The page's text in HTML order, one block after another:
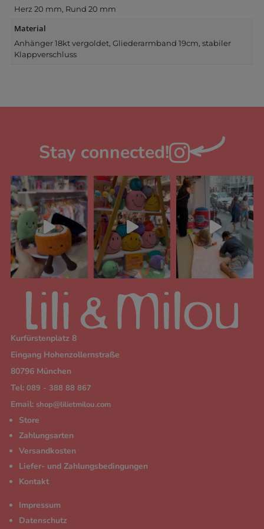
Herz 20 mm, Rund 20 mm
Material
Anhänger 18kt vergoldet, Gliederarmband 19cm, stabiler
Klappverschluss
Stay connected!
Kurfürstenplatz 8
Eingang Hohenzollernstraße
80796 München
Tel: 089 - 388 88 867
Email: shop@lilietmilou.com
Store
Zahlungsarten
Versandkosten
Liefer- und Zahlungsbedingungen
Kontakt
Impressum
Datenschutz